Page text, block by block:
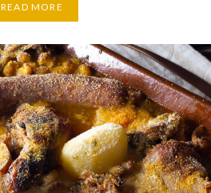
READ MORE